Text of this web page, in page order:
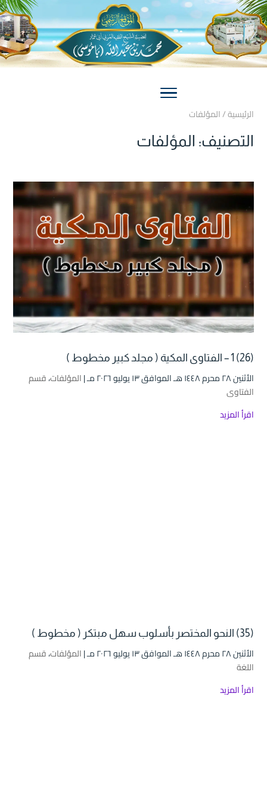
الرئيسية/المؤلفات
التصنيف: المؤلفات
(26) 1 – الفتاوى المكية ( مجلد كبير مخطوط )
الأثنين ۲۸ محرم ۱٤٤۸ هـ الموافق ۱۳ يوليو ۲۰۲٦ مـ | المؤلفات،قسم
الفتاوى
اقرأ المزيد
(35) النحو المختصر بأسلوب سهل مبتكر ( مخطوط )
الأثنين ۲۸ محرم ۱٤٤۸ هـ الموافق ۱۳ يوليو ۲۰۲٦ مـ | المؤلفات،قسم
اللغة
اقرأ المزيد